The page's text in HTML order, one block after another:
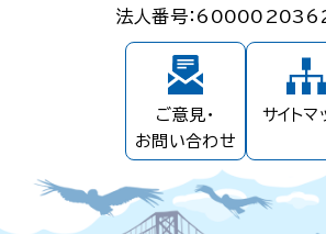
法人番号：
ご意見・
お問い合わせ
サイトマ